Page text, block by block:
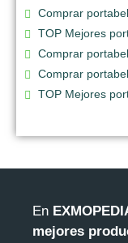
Comprar
TOP Mejores
Comprar
Comprar
TOP Mejores
En
mejores